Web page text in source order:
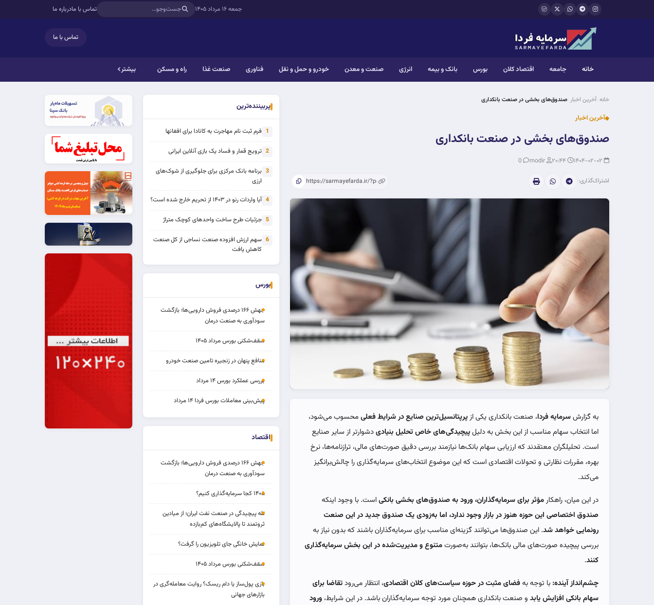
رفتن به محتوای اصلی جمعه ۱۶ مرداد ۱۴۰۵ تماس با مادرباره ما
تماس با ما
خانه جامعه اقتصاد کلان بورس بانک و بیمه انرژی صنعت و معدن خودرو و حمل و نقل فناوری صنعت غذا راه و مسکن بیشتر
خانه آخرین اخبار صندوق‌های بخشی در صنعت بانکداری
آخرین اخبار
صندوق‌های بخشی در صنعت بانکداری
اشتراک‌گذاری:
به گزارشسرمایه فردا،‌ صنعت بانکداری یکی ازپرپتانسیل‌ترین صنایع در شرایط فعلیمحسوب می‌شود،
اما انتخاب سهام مناسب از این بخش به دلیلپیچیدگی‌های خاص تحلیل بنیادیدشوارتر از سایر صنایع
است. تحلیلگران معتقدند که ارزیابی سهام بانک‌ها نیازمند بررسی دقیق صورت‌های مالی، ترازنامه‌ها، نرخ
بهره، مقررات نظارتی و تحولات اقتصادی است که این موضوع انتخاب‌های سرمایه‌گذاری را چالش‌برانگیز
می‌کند.
در این میان، راهکارمؤثر برای سرمایه‌گذاران، ورود به صندوق‌های بخشی بانکیاست. با وجود اینکه
صندوق اختصاصی این حوزه هنوز در بازار وجود ندارد، اما به‌زودی یک صندوق جدید در این صنعت
رونمایی خواهد شد. این صندوق‌ها می‌توانند گزینه‌ای مناسب برای سرمایه‌گذاران باشند که بدون نیاز به
بررسی پیچیده صورت‌های مالی بانک‌ها، بتوانند به‌صورتمتنوع و مدیریت‌شده در این بخش سرمایه‌گذاری
کنند.
چشم‌انداز آینده: با توجه بهفضای مثبت در حوزه سیاست‌های کلان اقتصادی، انتظار می‌رودتقاضا برای
سهام بانکی افزایش یابد و صنعت بانکداری همچنان مورد توجه سرمایه‌گذاران باشد. در این شرایط، ورود
پربیننده‌ترین
1 فرم ثبت نام مهاجرت به کانادا برای افغانها
2 ترویج قمار و فساد یک بازی آنلاین ایرانی
3 برنامه بانک مرکزی برای جلوگیری از شوک‌های
ارزی
4 آیا واردات رنو در ۱۴۰۳ از تحریم خارج شده است؟
5 جزئیات طرح ساخت واحدهای کوچک متراژ
6 سهم ارزش افزوده صنعت نساجی از کل صنعت
کاهش یافت
بورس
جهش ۱۶۶ درصدی فروش دارویی‌ها؛ بازگشت
سودآوری به صنعت درمان
سقف‌شکنی بورس مرداد ۱۴۰۵
منافع پنهان در زنجیره تامین صنعت خودرو
بررسی عملکرد بورس ۱۴ مرداد
پیش‌بینی معاملات بورس فردا ۱۴ مرداد
اقتصاد
جهش ۱۶۶ درصدی فروش دارویی‌ها؛ بازگشت
سودآوری به صنعت درمان
۱۴۰۵ کجا سرمایه‌گذاری کنیم؟
تله پیچیدگی در صنعت نفت ایران؛ از میادین
ثروتمند تا پالایشگاه‌های کم‌بازده
نمایش خانگی جای تلویزیون را گرفت؟
سقف‌شکنی بورس مرداد ۱۴۰۵
بازی پول‌ساز یا دام ریسک؟ روایت معامله‌گری در
بازارهای جهانی